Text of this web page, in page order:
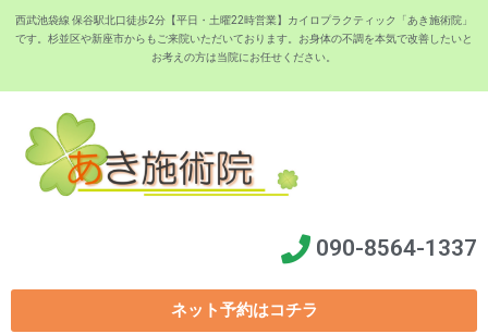
西武池袋線 保谷駅北口徒歩2分【平日・土曜22時営業】カイロプラクティック「あき施術院」
です。杉並区や新座市からもご来院いただいております。お身体の不調を本気で改善したいと
お考えの方は当院にお任せください。
090-8564-1337
ネット予約はコチラ